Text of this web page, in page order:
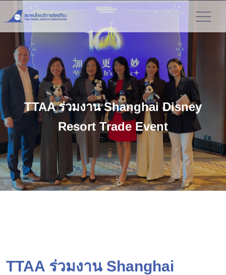
">
TTAA ร่วมงาน Shanghai Disney
Resort Trade Event
TTAA ร่วมงาน Shanghai